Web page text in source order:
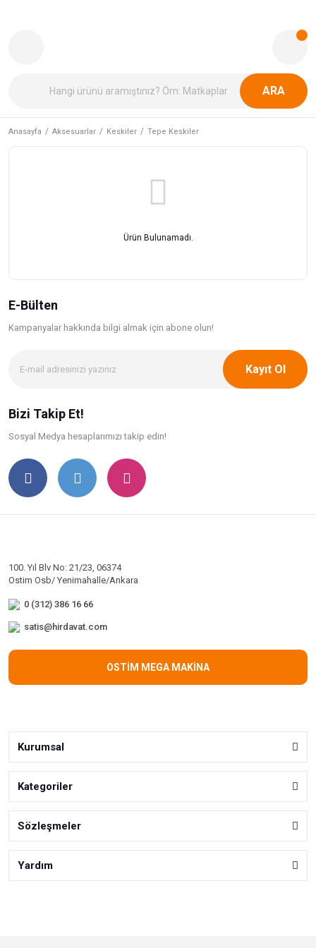
ARA
Anasayfa Aksesuarlar Keskiler Tepe Keskiler
Ürün Bulunamadı.
E-Bülten
Kampanyalar hakkında bilgi almak için abone olun!
Kayıt Ol
Bizi Takip Et!
Sosyal Medya hesaplarımızı takip edin!
100. Yıl Blv No: 21/23, 06374
Ostim Osb/ Yenimahalle/Ankara
0 (312) 386 16 66
satis@hirdavat.com
OSTİM MEGA MAKİNA
Kurumsal
Kategoriler
Sözleşmeler
Yardım